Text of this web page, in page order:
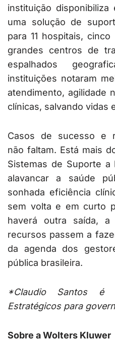
instituição
uma solução de
para 11 hospitais,
grandes centros de
espalhados
instituições notaram
atendimento, agilidade
clínicas, salvando vidas
Casos de sucesso e
não faltam. Está mais
Sistemas de Suporte a
alavancar a saúde
sonhada eficiência
sem volta e em curto
haverá outra saída,
recursos passem a
da agenda dos
pública brasileira.
*Claudio Santos é
Estratégicos para
Sobre a Wolters Kluwer